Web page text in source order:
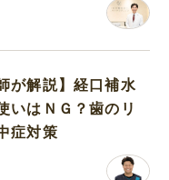
が解説】経口補水
いはＮＧ？歯のリ
症対策